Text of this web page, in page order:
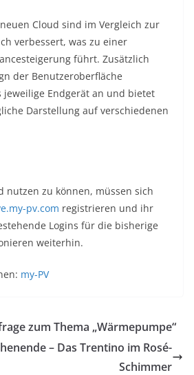
Cloud sind im Vergleich zur
verbessert, was zu einer
führt. Zusätzlich
der Benutzeroberfläche
jeweilige Endgerät an und bietet
Darstellung auf verschiedenen
nutzen zu können, müssen sich
pv.com registrieren und ihr
Logins für die bisherige
weiterhin.
my-PV
zum Thema „Wärmepumpe“
– Das Trentino im Rosé-
Schimmer